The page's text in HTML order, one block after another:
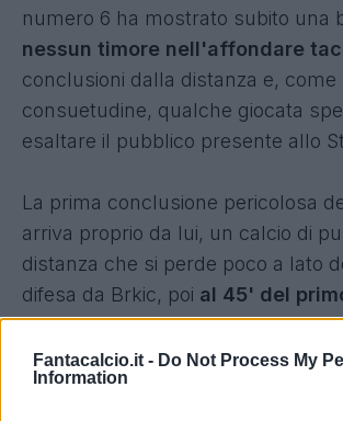
Fantacalcio.it - Do Not Process My
Information
numero 6 ha mostrato subito una
nessun timore nell'affondare
conclusioni dalla distanza e, come
consuetudine, qualche giocata
esaltare il pubblico presente allo
La prima conclusione pericolosa
arriva proprio da lui, un calcio di
distanza che si perde poco a lato
difesa da Brkic, poi al 45' del
ritorno al gol dopo 61 giorni:
dell'area, qualche finta su Ekdal e
che, con l'aiuto della deviazione di